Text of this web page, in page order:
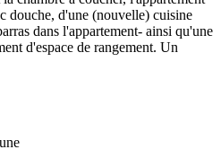
douche, d'une (nouvelle) cuisine
dans l'appartement- ainsi qu'une
d'espace de rangement. Un